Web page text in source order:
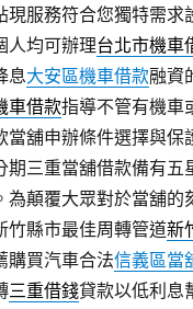
現服務符合您獨特需求
人均可辦理台北市機車
息大安區機車借款融資
車借款指導不管有機車
當舖申辦條件選擇與保
期三重當舖借款備有五
顛覆大眾對於當舖的
竹縣市最佳周轉管道新
購買汽車合法信義區當
三重借錢貸款以低利息